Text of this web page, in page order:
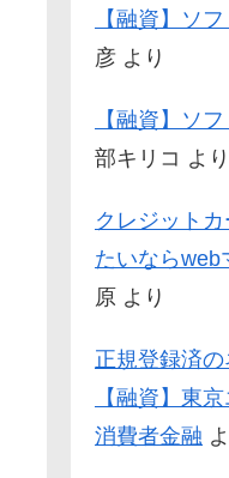
【融資】ソ
彦 より
【融資】ソ
部キリコ より
クレジット
たいならweb
原 より
正規登録済の
【融資】東
消費者金融